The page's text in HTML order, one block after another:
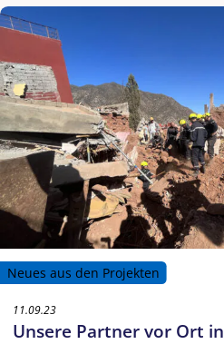
Neues aus den Projekten
11.09.23
Unsere Partner vor Ort in